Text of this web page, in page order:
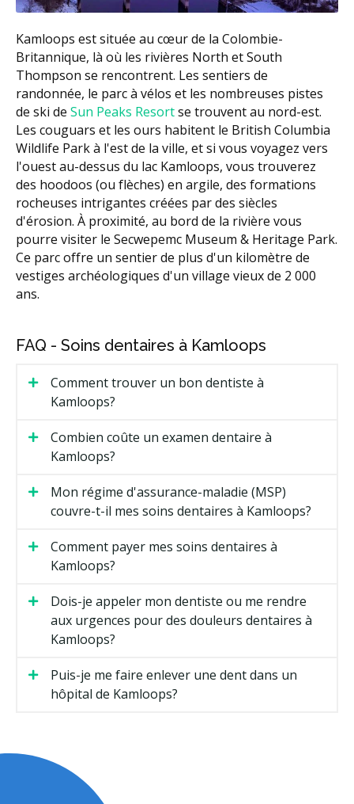
Kamloops est située au cœur de la Colombie-
Britannique, là où les rivières North et South
Thompson se rencontrent. Les sentiers de
randonnée, le parc à vélos et les nombreuses pistes
de ski de Sun Peaks Resortse trouvent au nord-est.
Les couguars et les ours habitent le British Columbia
Wildlife Park à l'est de la ville, et si vous voyagez vers
l'ouest au-dessus du lac Kamloops, vous trouverez
des hoodoos (ou flèches) en argile, des formations
rocheuses intrigantes créées par des siècles
d'érosion. À proximité, au bord de la rivière vous
pourre visiter le Secwepemc Museum & Heritage Park.
Ce parc offre un sentier de plus d'un kilomètre de
vestiges archéologiques d'un village vieux de 2 000
ans.
FAQ - Soins dentaires à Kamloops
Comment trouver un bon dentiste à
Kamloops?
Combien coûte un examen dentaire à
Kamloops?
Mon régime d'assurance-maladie (MSP)
couvre-t-il mes soins dentaires à Kamloops?
Comment payer mes soins dentaires à
Kamloops?
Dois-je appeler mon dentiste ou me rendre
aux urgences pour des douleurs dentaires à
Kamloops?
Puis-je me faire enlever une dent dans un
hôpital de Kamloops?